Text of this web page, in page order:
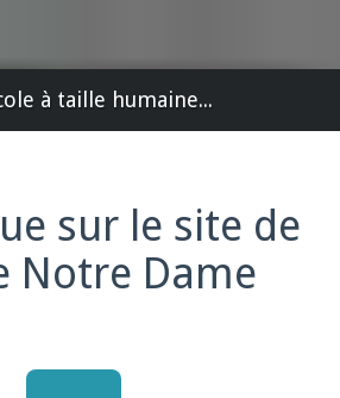
à taille humaine...
sur le site de
Notre Dame